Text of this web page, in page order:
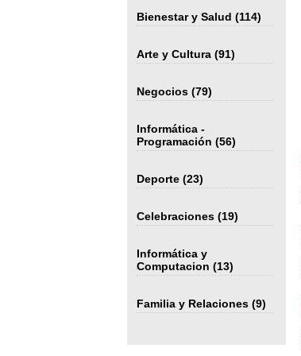
Bienestar y Salud (114)
Arte y Cultura(91)
Negocios(79)
Informática -
Programación (56)
Deporte(23)
Celebraciones(19)
Informática y
Computacion (13)
Familia y Relaciones(9)